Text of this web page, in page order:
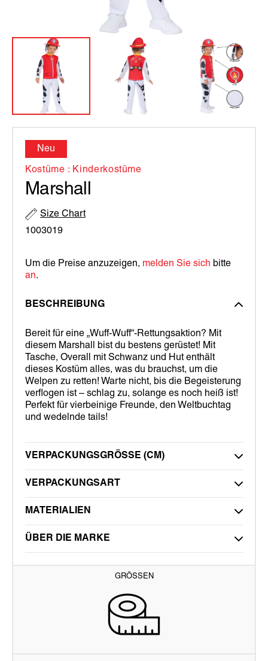
GRÖSSEN
Neu
Kostüme : Kinderkostüme
Marshall
Size Chart
1003019
Um die Preise anzuzeigen, melden Sie sich bitte
an.
BESCHREIBUNG
Bereit für eine „Wuff-Wuff“-Rettungsaktion? Mit
diesem Marshall bist du bestens gerüstet! Mit
Tasche, Overall mit Schwanz und Hut enthält
dieses Kostüm alles, was du brauchst, um die
Welpen zu retten! Warte nicht, bis die Begeisterung
verflogen ist – schlag zu, solange es noch heiß ist!
Perfekt für vierbeinige Freunde, den Weltbuchtag
und wedelnde tails!
VERPACKUNGSGRÖSSE (CM)
VERPACKUNGSART
MATERIALIEN
ÜBER DIE MARKE